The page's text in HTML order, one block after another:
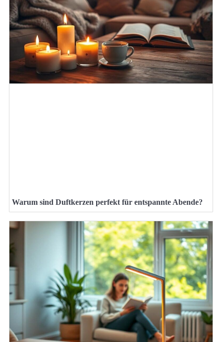
Warum sind Duftkerzen perfekt für entspannte Abende?